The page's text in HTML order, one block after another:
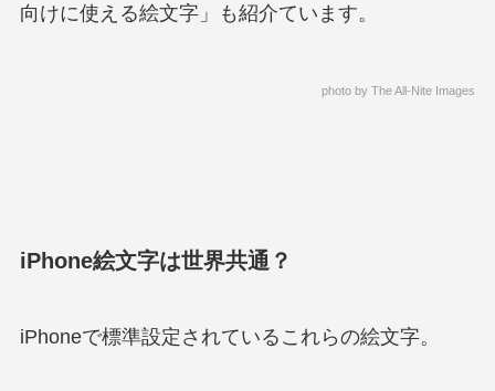
向けに使える絵文字」も紹介ています。
photo byThe All-Nite Images
iPhone絵文字は世界共通？
iPhoneで標準設定されているこれらの絵文字。